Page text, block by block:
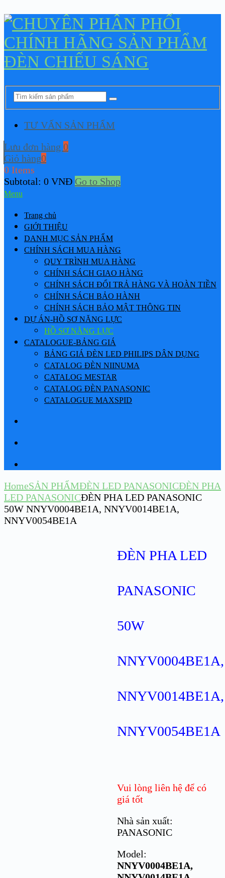
TƯ VẤN SẢN PHẨM
Lưu đơn hàng 0
Giỏ hàng0
0 Items
Subtotal: 0 VNĐ Go to Shop
Menu
Trang chủ
GIỚI THIỆU
DANH MỤC SẢN PHẨM
CHÍNH SÁCH MUA HÀNG
QUY TRÌNH MUA HÀNG
CHÍNH SÁCH GIAO HÀNG
CHÍNH SÁCH ĐỔI TRẢ HÀNG VÀ HOÀN TIỀN
CHÍNH SÁCH BẢO HÀNH
CHÍNH SÁCH BẢO MẬT THÔNG TIN
DỰ ÁN-HỒ SƠ NĂNG LỰC
HỒ SƠ NĂNG LỰC
CATALOGUE-BẢNG GIÁ
BẢNG GIÁ ĐÈN LED PHILIPS DÂN DỤNG
CATALOG ĐÈN NIINUMA
CATALOG MESTAR
CATALOG ĐÈN PANASONIC
CATALOGUE MAXSPID
HomeSẢN PHẨMĐÈN LED PANASONICĐÈN PHA
LED PANASONICĐÈN PHA LED PANASONIC
50W NNYV0004BE1A, NNYV0014BE1A,
NNYV0054BE1A
ĐÈN PHA LED
PANASONIC
50W
NNYV0004BE1A,
NNYV0014BE1A,
NNYV0054BE1A
Vui lòng liên hệ để có
giá tốt
Nhà sản xuất:
PANASONIC
Model:
NNYV0004BE1A,